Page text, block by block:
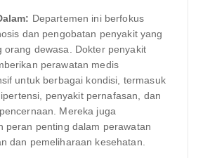
Departemen ini berfokus
dan pengobatan penyakit yang
orang dewasa. Dokter penyakit
perawatan medis
untuk berbagai kondisi, termasuk
penyakit pernafasan, dan
Mereka juga
peran penting dalam perawatan
dan pemeliharaan kesehatan.